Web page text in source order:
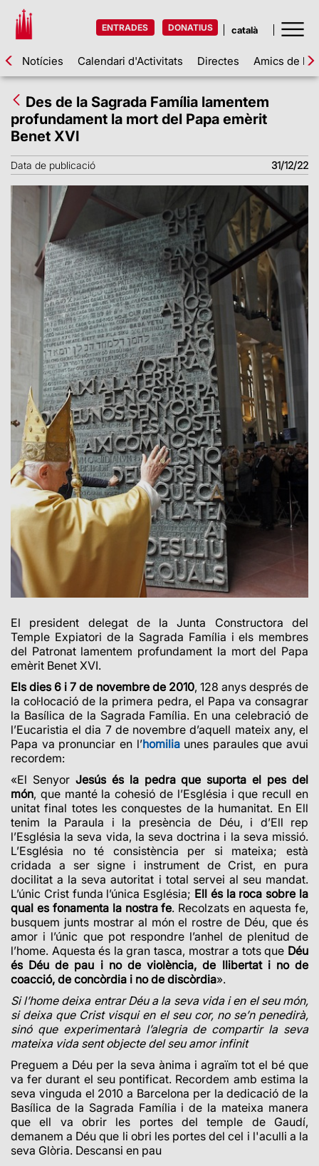
ENTRADES DONATIUS
Notícies Calendari d'Activitats Directes Amics de la
Des de la Sagrada Família lamentem
profundament la mort del Papa emèrit
Benet XVI
Data de publicació 31/12/22
El president delegat de la Junta Constructora del
Temple Expiatori de la Sagrada Família i els membres
del Patronat lamentem profundament la mort del Papa
emèrit Benet XVI.
Elsdies 6 i 7 de novembre de 2010, 128 anys després de
la col·locació de la primera pedra, el Papa va consagrar
la Basílica de la Sagrada Família. En una celebració de
l’Eucaristia el dia 7 de novembre d’aquell mateix any, el
Papa va pronunciar en l’homiliaunes paraules que avui
recordem:
«El Senyor Jesús és la pedra que suporta el pes del
món, que manté la cohesió de l’Església i que recull en
unitat final totes les conquestes de la humanitat. En Ell
tenim la Paraula i la presència de Déu, i d’Ell rep
l’Església la seva vida, la seva doctrina i la seva missió.
L’Església no té consistència per si mateixa; està
cridada a ser signe i instrument de Crist, en pura
docilitat a la seva autoritat i total servei al seu mandat.
L’únic Crist funda l’única Església; Ell és la roca sobre la
qual es fonamenta la nostra fe. Recolzats en aquesta fe,
busquem junts mostrar al món el rostre de Déu, que és
amor i l’únic que pot respondre l’anhel de plenitud de
l’home. Aquesta és la gran tasca, mostrar a tots que Déu
és Déu de pau i no de violència, de llibertat i no de
coacció, de concòrdia i no de discòrdia».
Si l’home deixa entrar Déu a la seva vida i en el seu món,
si deixa que Crist visqui en el seu cor, no se’n penedirà,
sinó que experimentarà l’alegria de compartir la seva
mateixa vida sent objecte del seu amor infinit
Preguem a Déu per la seva ànima i agraïm tot el bé que
va fer durant el seu pontificat. Recordem amb estima la
seva vinguda el 2010 a Barcelona per la dedicació de la
Basílica de la Sagrada Família i de la mateixa manera
que ell va obrir les portes del temple de Gaudí,
demanem a Déu que li obri les portes del cel i l'aculli a la
seva Glòria. Descansi en pau